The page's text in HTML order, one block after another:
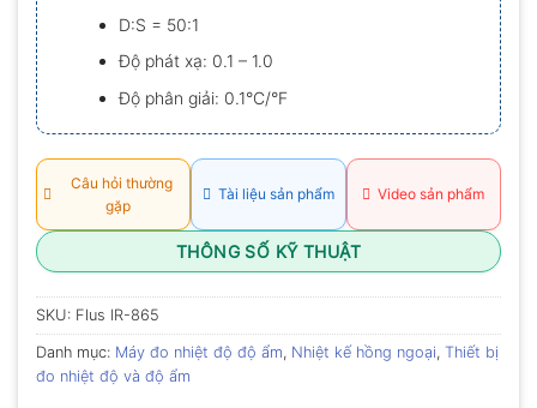
D:S = 50:1
Độ phát xạ: 0.1 – 1.0
Độ phân giải: 0.1°C/°F
Câu hỏi thường
gặp
Tài liệu sản phẩm Video sản phẩm
THÔNG SỐ KỸ THUẬT
SKU: Flus IR-865
Danh mục: Máy đo nhiệt độ độ ẩm, Nhiệt kế hồng ngoại, Thiết bị
đo nhiệt độ và độ ẩm